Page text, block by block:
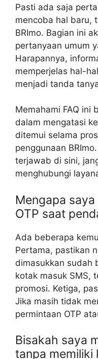
Pasti ada saja
mencoba hal baru,
BRImo. Bagian ini
pertanyaan umum
Harapannya,
memperjelas hal-
menjadi tanda
Memahami FAQ ini
dalam mengatasi
ditemui selama
penggunaan
terjawab di sini,
menghubungi
Mengapa
OTP saat
Ada beberapa
Pertama, pastikan
dimasukkan sudah
kotak masuk SMS,
promosi. Ketiga,
Jika masih tidak
permintaan OTP
Bisakah saya
tanpa memiliki